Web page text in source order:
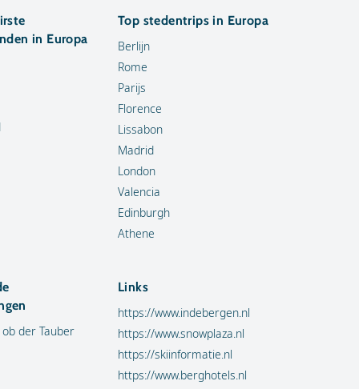
in Europa
Top stedentrips in Europa
Berlijn
Rome
Parijs
Florence
Lissabon
Madrid
London
Valencia
Edinburgh
Athene
der Tauber
Links
https://www.indebergen.nl
https://www.snowplaza.nl
https://skiinformatie.nl
https://www.berghotels.nl